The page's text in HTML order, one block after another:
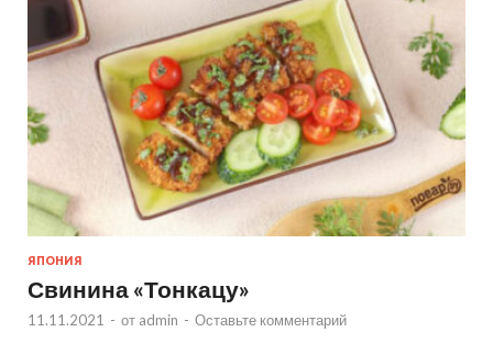
ЯПОНИЯ
Свинина «Тонкацу»
11.11.2021 - от admin - Оставьте комментарий